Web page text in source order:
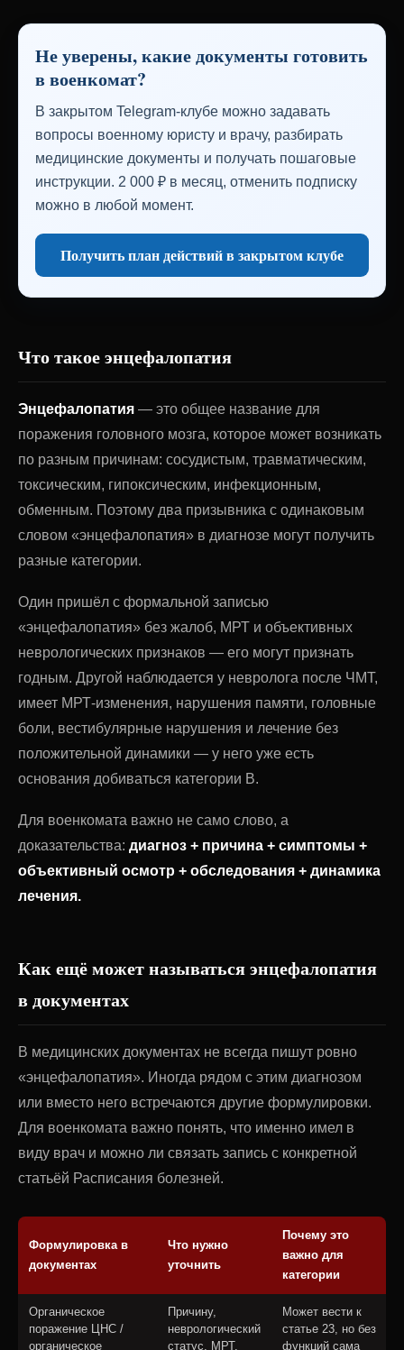
Не уверены, какие документы готовить
в военкомат?
В закрытом Telegram-клубе можно задавать
вопросы военному юристу и врачу, разбирать
медицинские документы и получать пошаговые
инструкции. 2 000 ₽ в месяц, отменить подписку
можно в любой момент.
Получить план действий в закрытом клубе
Что такое энцефалопатия
Энцефалопатия — это общее название для
поражения головного мозга, которое может возникать
по разным причинам: сосудистым, травматическим,
токсическим, гипоксическим, инфекционным,
обменным. Поэтому два призывника с одинаковым
словом «энцефалопатия» в диагнозе могут получить
разные категории.
Один пришёл с формальной записью
«энцефалопатия» без жалоб, МРТ и объективных
неврологических признаков — его могут признать
годным. Другой наблюдается у невролога после ЧМТ,
имеет МРТ-изменения, нарушения памяти, головные
боли, вестибулярные нарушения и лечение без
положительной динамики — у него уже есть
основания добиваться категории В.
Для военкомата важно не само слово, а
доказательства: диагноз + причина + симптомы +
объективный осмотр + обследования + динамика
лечения.
Как ещё может называться энцефалопатия
в документах
В медицинских документах не всегда пишут ровно
«энцефалопатия». Иногда рядом с этим диагнозом
или вместо него встречаются другие формулировки.
Для военкомата важно понять, что именно имел в
виду врач и можно ли связать запись с конкретной
статьёй Расписания болезней.
Формулировка в
документах
Что нужно
уточнить
Почему это
важно для
категории
Органическое
поражение ЦНС /
органическое
Причину,
неврологический
статус, МРТ,
Может вести к
статье 23, но без
функций сама